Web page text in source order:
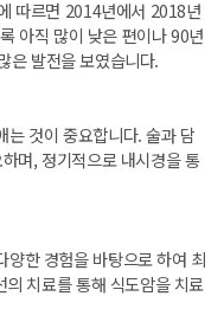
따르면 2014년에서 2018년
아직 많이 낮은 편이나 90년
발전을 보였습니다.
는 것이 중요합니다. 술과 담
며, 정기적으로 내시경을 통
양한 경험을 바탕으로 하여 최
치료를 통해 식도암을 치료